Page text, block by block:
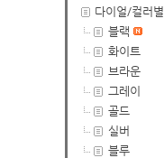
다이얼/컬러별
블랙
화이트
브라운
그레이
골드
실버
블루